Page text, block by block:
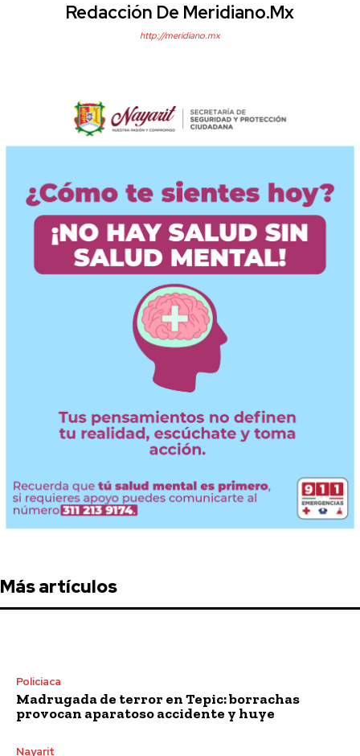
Redacción De Meridiano.mx
http://meridiano.mx
Más artículos
Policiaca
Madrugada de terror en Tepic: borrachas
provocan aparatoso accidente y huye
Nayarit